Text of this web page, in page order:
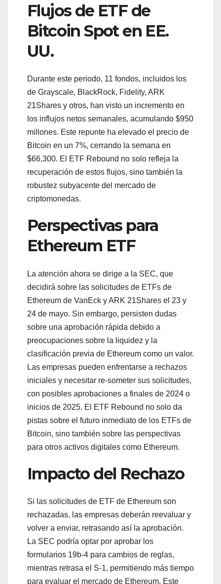
Flujos de ETF de
Bitcoin Spot en EE.
UU.
Durante este periodo, 11 fondos, incluidos los
de Grayscale, BlackRock, Fidelity, ARK
21Shares y otros, han visto un incremento en
los influjos netos semanales, acumulando $950
millones. Este repunte ha elevado el precio de
Bitcoin en un 7%, cerrando la semana en
$66,300. El ETF Rebound no solo refleja la
recuperación de estos flujos, sino también la
robustez subyacente del mercado de
criptomonedas.
Perspectivas para
Ethereum ETF
La atención ahora se dirige a la SEC, que
decidirá sobre las solicitudes de ETFs de
Ethereum de VanEck y ARK 21Shares el 23 y
24 de mayo. Sin embargo, persisten dudas
sobre una aprobación rápida debido a
preocupaciones sobre la liquidez y la
clasificación previa de Ethereum como un valor.
Las empresas pueden enfrentarse a rechazos
iniciales y necesitar re-someter sus solicitudes,
con posibles aprobaciones a finales de 2024 o
inicios de 2025. El ETF Rebound no solo da
pistas sobre el futuro inmediato de los ETFs de
Bitcoin, sino también sobre las perspectivas
para otros activos digitales como Ethereum.
Impacto del Rechazo
Si las solicitudes de ETF de Ethereum son
rechazadas, las empresas deberán reevaluar y
volver a enviar, retrasando así la aprobación.
La SEC podría optar por aprobar los
formularios 19b-4 para cambios de reglas,
mientras retrasa el S-1, permitiendo más tiempo
para evaluar el mercado de Ethereum. Este